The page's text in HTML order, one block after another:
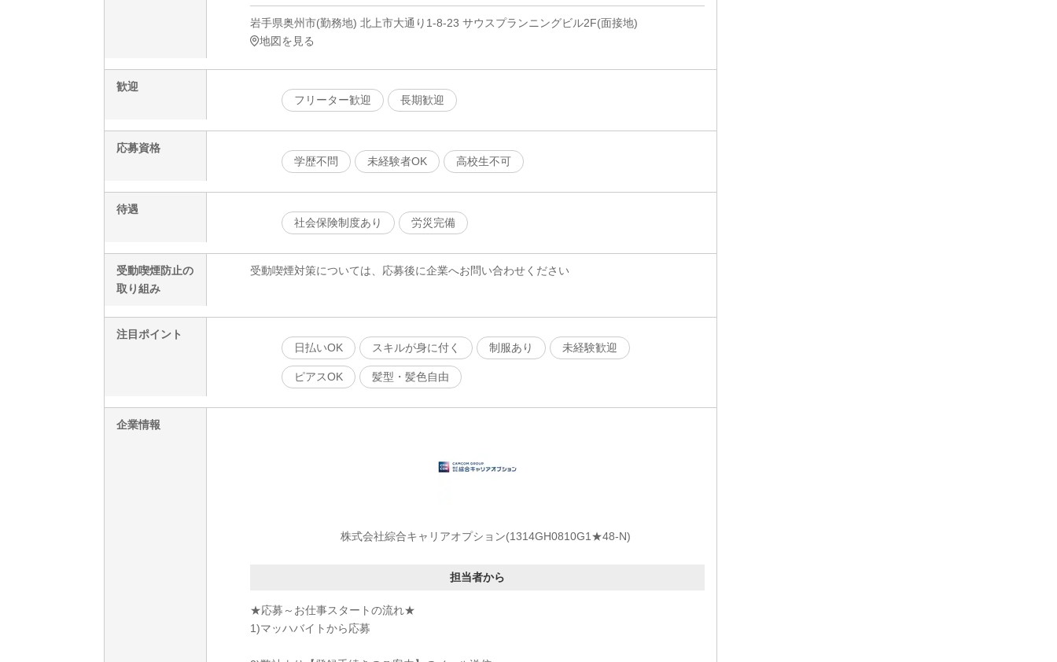
岩手県奥州市(勤務地) 北上市大通り1-8-23 サウスプランニングビル2F(面接地)
地図を見る
歓迎
フリーター歓迎
長期歓迎
応募資格
学歴不問
未経験者OK 高校生不可
待遇
社会保険制度あり
労災完備
受動喫煙防止の
取り組み
受動喫煙対策については、応募後に企業へお問い合わせください
注目ポイント
日払いOK
スキルが身に付く 制服あり 未経験歓迎
ピアスOK 髪型・髪色自由
企業情報
株式会社綜合キャリアオプション(1314GH0810G1★48-N)
担当者から
★応募～お仕事スタートの流れ★
1)マッハバイトから応募